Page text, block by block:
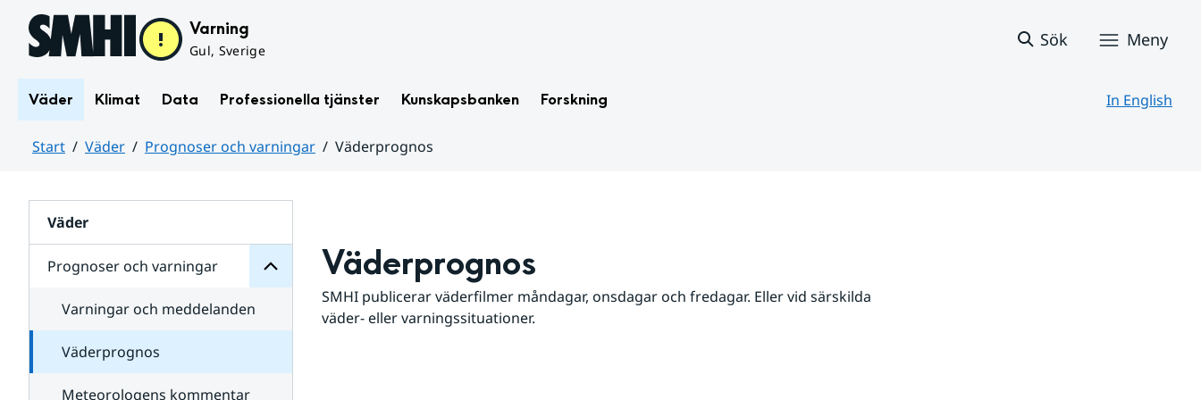
Hoppa till sidans innehåll Varning
Gul, Sverige
Sök Meny
Väder Klimat Data Professionella tjänster Kunskapsbanken Forskning In English
Start Väder Prognoser och varningar
Väderprognos
Väder
Prognoser och varningar
för
varningar
Varningar och meddelanden
Väderprognos
Meteorologens kommentar
Väderprognos
SMHI publicerar väderfilmer måndagar, onsdagar och fredagar. Eller vid särskilda
väder- eller varningssituationer.